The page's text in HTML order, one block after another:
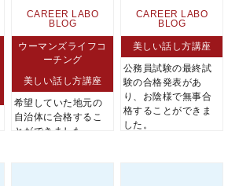
CAREER LABO
BLOG
ウーマンズライフコ
ーチング
美しい話し方講座
希望していた地元の
自治体に合格するこ
とができました。
CAREER LABO
BLOG
美しい話し方講座
公務員試験の最終試
験の合格発表があ
り、お陰様で無事合
格することができま
した。